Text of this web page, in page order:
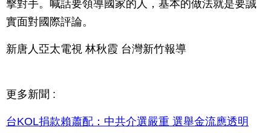
擊對手。喊話要領導國家的人，基本的做法就是要誠
實面對國際評論。
新唐人亞太電視 林秋霞 台灣新竹報導
更多新聞 :
台KOL捐款賴蕭配：中共介選嚴重 選舉金流應透明